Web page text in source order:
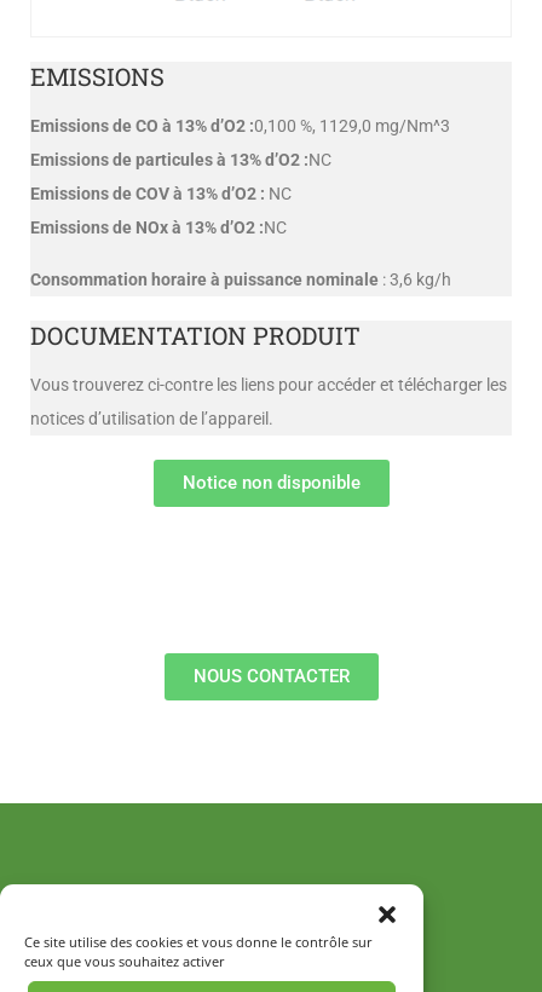
Ce site utilise des cookies et vous donne le contrôle sur
ceux que vous souhaitez activer
EMISSIONS
Emissions de CO à 13% d’O2 :0,100 %, 1129,0 mg/Nm^3
Emissions de particules à 13% d’O2 :NC
Emissions de COV à 13% d’O2 : NC
Emissions de NOx à 13% d’O2 :NC
Consommation horaire à puissance nominale : 3,6 kg/h
DOCUMENTATION PRODUIT
Vous trouverez ci-contre les liens pour accéder et télécharger les
notices d’utilisation de l’appareil.
Notice non disponible
NOUS CONTACTER
35TER rue de chez Gatin
44840 Les Sorinières